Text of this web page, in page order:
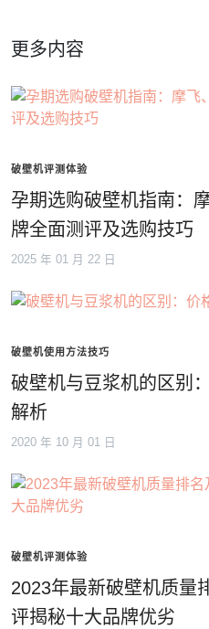
更多内容
破壁机评测体验
孕期选购破壁机指南：
牌全面测评及选购技巧
2025 年 01 月 22 日
破壁机使用方法技巧
破壁机与豆浆机的区别
解析
2020 年 10 月 01 日
破壁机评测体验
2023年最新破壁机质量
评揭秘十大品牌优劣